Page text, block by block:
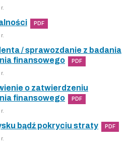
PDF
/ sprawozdanie z badania
finansowego
PDF
o zatwierdzeniu
finansowego
PDF
bądź pokryciu straty PDF